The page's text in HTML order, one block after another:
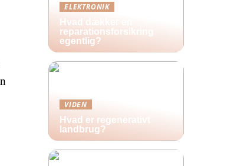
ELEKTRONIK
Hvad dækker en
reparationsforsikring
egentlig?
VIDEN
Hvad er regenerativt
landbrug?